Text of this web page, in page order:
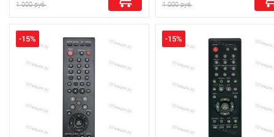
1 000 руб. 1 000 руб.
-15% -15%